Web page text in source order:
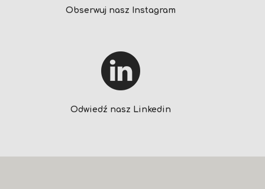
Obserwuj nasz Instagram
Odwiedź nasz Linkedin